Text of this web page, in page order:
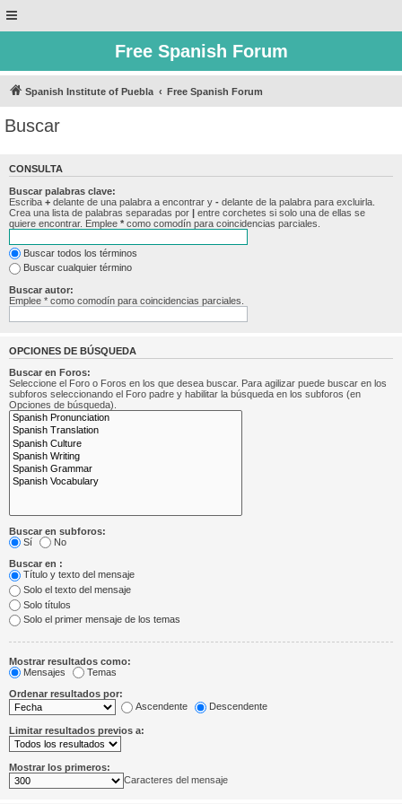
Free Spanish Forum
Spanish Institute of Puebla Free Spanish Forum
Buscar
CONSULTA
Buscar palabras clave:
Escriba + delante de una palabra a encontrar y - delante de la palabra para excluirla.
Crea una lista de palabras separadas por | entre corchetes si solo una de ellas se
quiere encontrar. Emplee * como comodín para coincidencias parciales.
Buscar todos los términos
Buscar cualquier término
Buscar autor:
Emplee * como comodín para coincidencias parciales.
OPCIONES DE BÚSQUEDA
Buscar en Foros:
Seleccione el Foro o Foros en los que desea buscar. Para agilizar puede buscar en los
subforos seleccionando el Foro padre y habilitar la búsqueda en los subforos (en
Opciones de búsqueda).
Buscar en subforos:
Sí
No
Buscar en :
Título y texto del mensaje
Solo el texto del mensaje
Solo títulos
Solo el primer mensaje de los temas
Mostrar resultados como:
Mensajes
Temas
Ordenar resultados por:
Ascendente
Descendente
Limitar resultados previos a:
Mostrar los primeros:
Caracteres del mensaje